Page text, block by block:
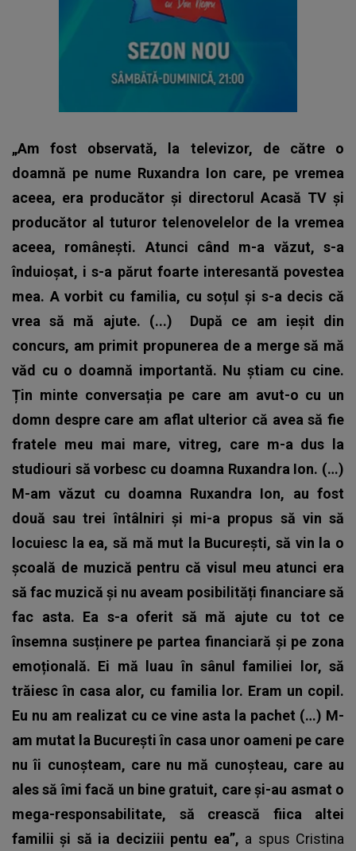
„Am fost observată, la televizor, de către o
doamnă pe nume Ruxandra Ion care, pe vremea
aceea, era producător și directorul Acasă TV și
producător al tuturor telenovelelor de la vremea
aceea, românești. Atunci când m-a văzut, s-a
înduioșat, i s-a părut foarte interesantă povestea
mea. A vorbit cu familia, cu soțul și s-a decis că
vrea să mă ajute. (...) După ce am ieșit din
concurs, am primit propunerea de a merge să mă
văd cu o doamnă importantă. Nu știam cu cine.
Țin minte conversația pe care am avut-o cu un
domn despre care am aflat ulterior că avea să fie
fratele meu mai mare, vitreg, care m-a dus la
studiouri să vorbesc cu doamna Ruxandra Ion. (…)
M-am văzut cu doamna Ruxandra Ion, au fost
două sau trei întâlniri și mi-a propus să vin să
locuiesc la ea, să mă mut la București, să vin la o
școală de muzică pentru că visul meu atunci era
să fac muzică și nu aveam posibilități financiare să
fac asta. Ea s-a oferit să mă ajute cu tot ce
însemna susținere pe partea financiară și pe zona
emoțională. Ei mă luau în sânul familiei lor, să
trăiesc în casa alor, cu familia lor. Eram un copil.
Eu nu am realizat cu ce vine asta la pachet (…) M-
am mutat la București în casa unor oameni pe care
nu îi cunoșteam, care nu mă cunoșteau, care au
ales să îmi facă un bine gratuit, care și-au asmat o
mega-responsabilitate, să crească fiica altei
familii și să ia deciziii pentu ea”, a spus Cristina